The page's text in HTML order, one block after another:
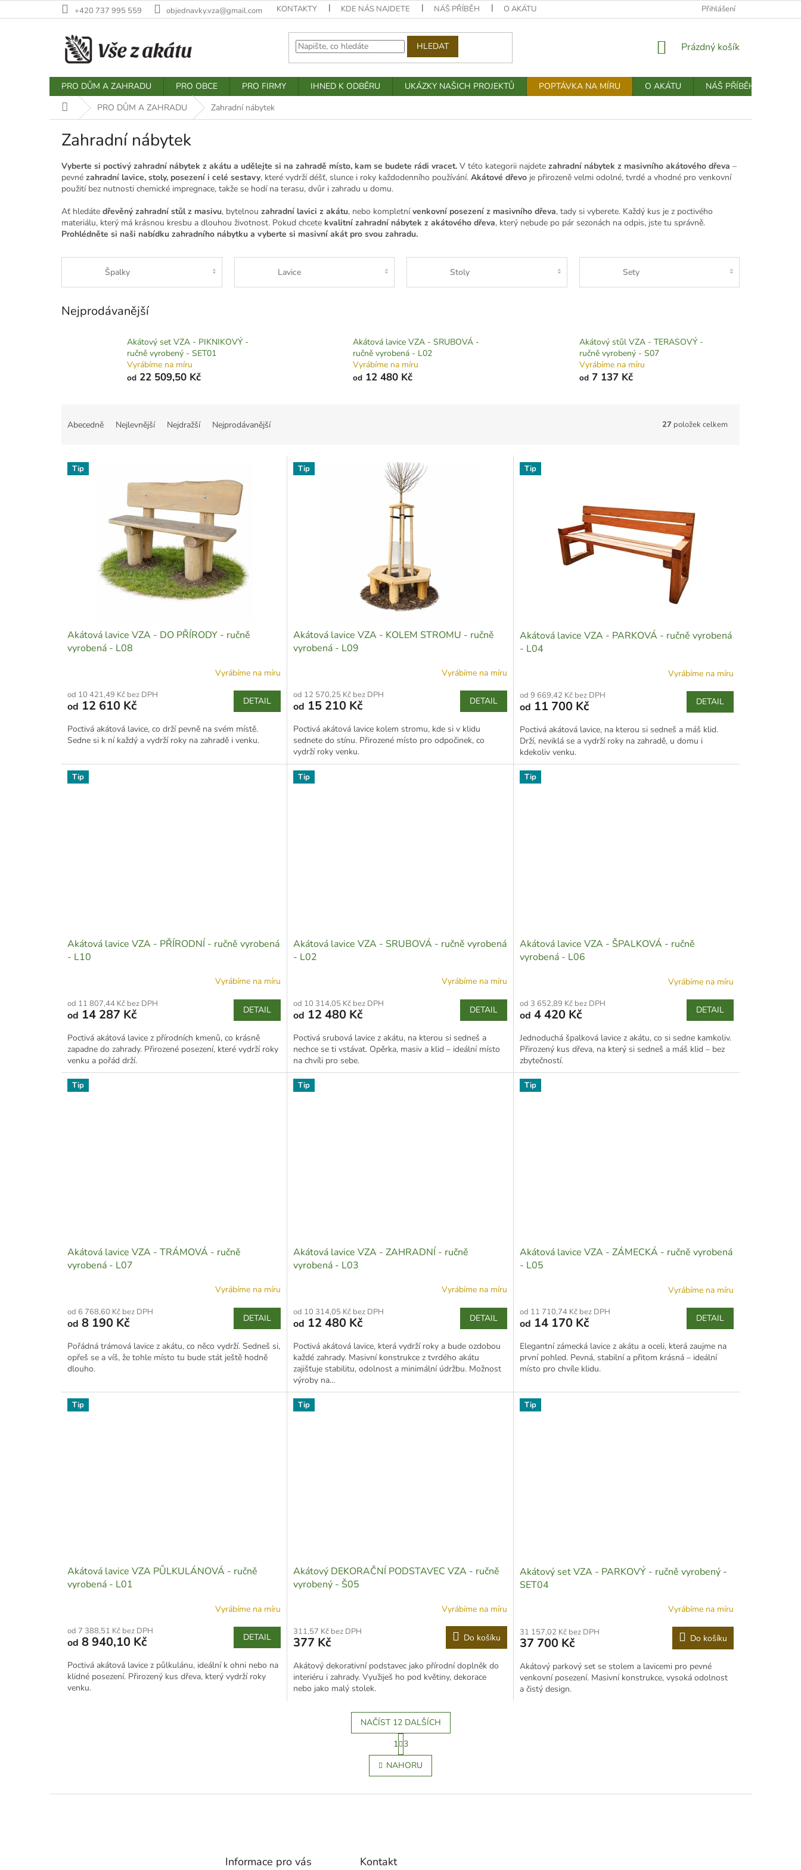
na
+420 737 995 559 objednavky.vza@gmail.com KONTAKTY KDE NÁS NAJDETE NÁŠ PŘÍBĚH O AKÁTU OBCHODNÍ PODMÍNKY
Přihlášení
HLEDAT
NÁKUPNÍ
Prázdný košík
PRO DŮM A ZAHRADU PRO OBCE PRO FIRMY IHNED K ODBĚRU UKÁZKY NAŠICH PROJEKTŮ POPTÁVKA NA MÍRU O AKÁTU NÁŠ PŘÍBĚH
Domů PRO DŮM A ZAHRADU Zahradní nábytek
Zahradní nábytek
Vyberte si poctivý zahradní nábytek z akátu a udělejte si na zahradě místo, kam se budete rádi vracet. V této kategorii najdete zahradní nábytek z masivního akátového dřeva –
pevné zahradní lavice, stoly, posezení i celé sestavy, které vydrží déšť, slunce i roky každodenního používání. Akátové dřevo je přirozeně velmi odolné, tvrdé a vhodné pro venkovní
použití bez nutnosti chemické impregnace, takže se hodí na terasu, dvůr i zahradu u domu.
Ať hledáte dřevěný zahradní stůl z masivu, bytelnou zahradní lavici z akátu, nebo kompletnívenkovní posezení z masivního dřeva, tady si vyberete. Každý kus je z poctivého
materiálu, který má krásnou kresbu a dlouhou životnost. Pokud chcete kvalitní zahradní nábytek z akátového dřeva, který nebude po pár sezonách na odpis, jste tu správně.
Prohlédněte si naši nabídku zahradního nábytku a vyberte si masivní akát pro svou zahradu.
Špalky Lavice Stoly Sety
Nejprodávanější
Akátový set VZA - PIKNIKOVÝ -
ručně vyrobený - SET01
Vyrábíme na míru
od 22 509,50 Kč
Akátová lavice VZA - SRUBOVÁ -
ručně vyrobená - L02
Vyrábíme na míru
od 12 480 Kč
Akátový stůl VZA - TERASOVÝ -
ručně vyrobený - S07
Vyrábíme na míru
od7 137 Kč
Abecedně Nejlevnější Nejdražší Nejprodávanější 27 položek celkem
V Tip
Akátová lavice VZA - DO PŘÍRODY - ručně
vyrobená - L08
Vyrábíme na míru
od 10 421,49 Kč bez DPH
od 12 610 Kč DETAIL
Poctivá akátová lavice, co drží pevně na svém místě.
Sedne si k ní každý a vydrží roky na zahradě i venku.
Tip
Akátová lavice VZA - KOLEM STROMU - ručně
vyrobená - L09
Vyrábíme na míru
od 12 570,25 Kč bez DPH
od 15 210 Kč DETAIL
Poctivá akátová lavice kolem stromu, kde si v klidu
sednete do stínu. Přirozené místo pro odpočinek, co
vydrží roky venku.
Tip
Akátová lavice VZA - PARKOVÁ - ručně vyrobená
- L04
Vyrábíme na míru
od 9 669,42 Kč bez DPH
od 11 700 Kč DETAIL
Poctivá akátová lavice, na kterou si sedneš a máš klid.
Drží, neviklá se a vydrží roky na zahradě, u domu i
kdekoliv venku.
Tip
Akátová lavice VZA - PŘÍRODNÍ - ručně vyrobená
- L10
Vyrábíme na míru
od 11 807,44 Kč bez DPH
od 14 287 Kč DETAIL
Poctivá akátová lavice z přírodních kmenů, co krásně
zapadne do zahrady. Přirozené posezení, které vydrží roky
venku a pořád drží.
Tip
Akátová lavice VZA - SRUBOVÁ - ručně vyrobená
- L02
Vyrábíme na míru
od 10 314,05 Kč bez DPH
od 12 480 Kč DETAIL
Poctivá srubová lavice z akátu, na kterou si sedneš a
nechce se ti vstávat. Opěrka, masiv a klid – ideální místo
na chvíli pro sebe.
Tip
Akátová lavice VZA - ŠPALKOVÁ - ručně
vyrobená - L06
Vyrábíme na míru
od 3 652,89 Kč bez DPH
od 4 420 Kč DETAIL
Jednoduchá špalková lavice z akátu, co si sedne kamkoliv.
Přirozený kus dřeva, na který si sedneš a máš klid – bez
zbytečností.
Tip
Akátová lavice VZA - TRÁMOVÁ - ručně
vyrobená - L07
Vyrábíme na míru
od 6 768,60 Kč bez DPH
od 8 190 Kč DETAIL
Pořádná trámová lavice z akátu, co něco vydrží. Sedneš si,
opřeš se a víš, že tohle místo tu bude stát ještě hodně
dlouho.
Tip
Akátová lavice VZA - ZAHRADNÍ - ručně
vyrobená - L03
Vyrábíme na míru
od 10 314,05 Kč bez DPH
od 12 480 Kč DETAIL
Poctivá akátová lavice, která vydrží roky a bude ozdobou
každé zahrady. Masivní konstrukce z tvrdého akátu
zajišťuje stabilitu, odolnost a minimální údržbu. Možnost
výroby na...
Tip
Akátová lavice VZA - ZÁMECKÁ - ručně vyrobená
- L05
Vyrábíme na míru
od 11 710,74 Kč bez DPH
od 14 170 Kč DETAIL
Elegantní zámecká lavice z akátu a oceli, která zaujme na
první pohled. Pevná, stabilní a přitom krásná – ideální
místo pro chvíle klidu.
Tip
Akátová lavice VZA PŮLKULÁNOVÁ - ručně
vyrobená - L01
Vyrábíme na míru
od 7 388,51 Kč bez DPH
od 8 940,10 Kč DETAIL
Poctivá akátová lavice z půlkulánu, ideální k ohni nebo na
klidné posezení. Přirozený kus dřeva, který vydrží roky
venku.
Tip
Akátový DEKORAČNÍ PODSTAVEC VZA - ručně
vyrobený - Š05
Vyrábíme na míru
311,57 Kč bez DPH
377 Kč Do košíku
Akátový dekorativní podstavec jako přírodní doplněk do
interiéru i zahrady. Využiješ ho pod květiny, dekorace
nebo jako malý stolek.
Tip
Akátový set VZA - PARKOVÝ - ručně vyrobený -
SET04
Vyrábíme na míru
31 157,02 Kč bez DPH
37 700 Kč Do košíku
Akátový parkový set se stolem a lavicemi pro pevné
venkovní posezení. Masivní konstrukce, vysoká odolnost
a čistý design.
O
v
l
d
NAČÍST 12 DALŠÍCH
S
t
r
á
n
o
1 3
NAHORU
Informace pro vás Kontakt